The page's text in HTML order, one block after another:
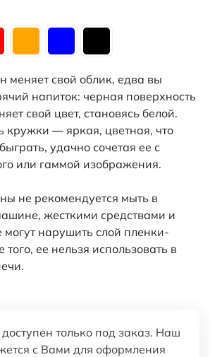
меняет свой облик, едва вы
напиток: черная поверхность
свой цвет, становясь белой.
кружки — яркая, цветная, что
удачно сочетая ее с
или гаммой изображения.
не рекомендуется мыть в
жесткими средствами и
могут нарушить слой пленки-
ее нельзя использовать в
только под заказ. Наш
с Вами для оформления